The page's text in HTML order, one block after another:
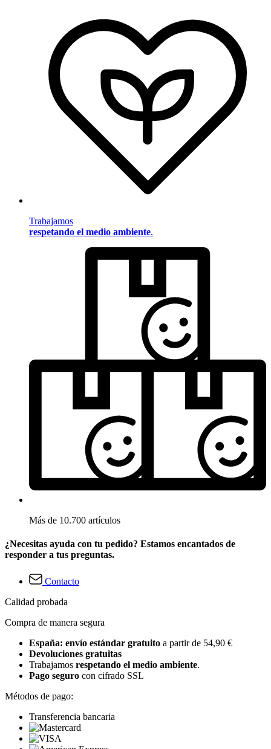
Trabajamos
respetando el medio ambiente.
Más de 10.700 artículos
¿Necesitas ayuda con tu pedido? Estamos encantados de
responder a tus preguntas.
Contacto
Calidad probada
Compra de manera segura
España: envío estándar gratuito a partir de 54,90 €
Devoluciones gratuitas
Trabajamos respetando el medio ambiente.
Pago seguro con cifrado SSL
Métodos de pago:
Transferencia bancaria